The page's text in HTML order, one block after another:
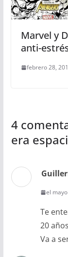
Marvel y
anti-
febrero 28,
4
era
el
Te
20
Va a